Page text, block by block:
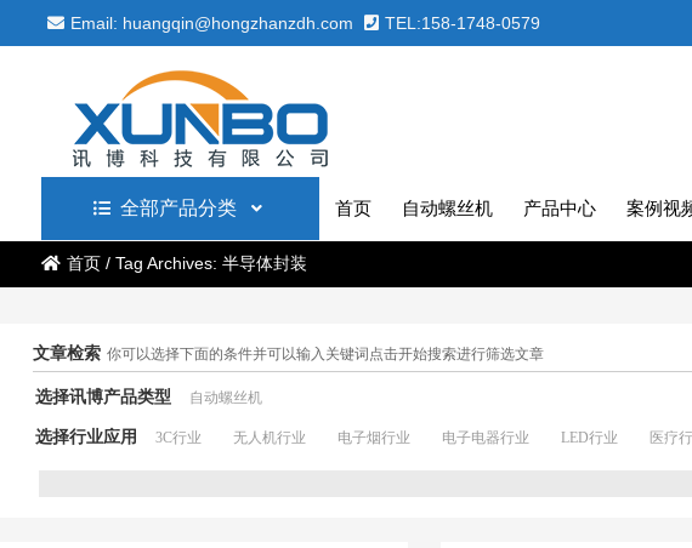
Email: huangqin@hongzhanzdh.com TEL:158-1748-0579
全部产品分类 首页 自动螺丝机 产品中心 案例视
首页/ Tag Archives: 半导体封装
文章检索 你可以选择下面的条件并可以输入关键词点击开始搜索进行筛选文章
选择讯博产品类型 自动螺丝机
选择行业应用 3C行业 无人机行业 电子烟行业 电子电器行业 LED行业 医疗